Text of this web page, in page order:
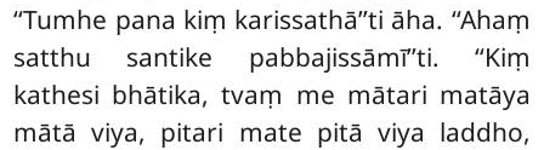
‘‘Tumhe pana kiṃ karissathā’’ti āha. ‘‘Ahaṃ
satthu santike pabbajissāmī’’ti. ‘‘Kiṃ
kathesi bhātika, tvaṃ me mātari matāya
mātā viya, pitari mate pitā viya laddho,